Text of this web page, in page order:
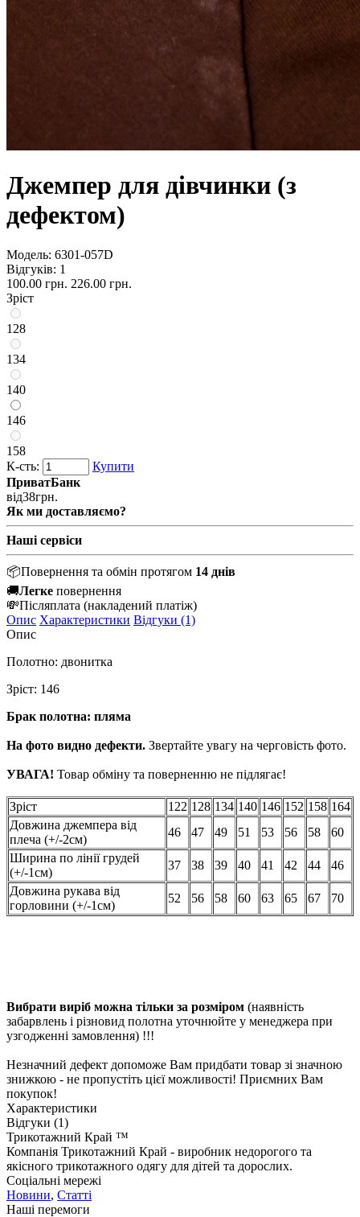
Джемпер для дівчинки (з
дефектом)
Модель: 6301-057D
Відгуків: 1
100.00 грн. 226.00 грн.
Зріст
128
134
140
146
158
К-сть:
Купити
ПриватБанк
від38грн.
Як ми доставляємо?
Наші сервіси
📦Повернення та обмін протягом 14 днів
🚚Легке повернення
💸Післяплата (накладений платіж)
Опис Характеристики Відгуки (1)
Опис
Полотно: двонитка
Зріст: 146
Брак полотна: пляма
На фото видно дефекти. Звертайте увагу на черговість фото.
УВАГА! Товар обміну та поверненню не підлягає!
Зріст 122 128 134 140 146 152 158 164
Довжина джемпера від
плеча (+/-2см)
46 47 49 51 53 56 58
60
Ширина по лінії грудей
(+/-1см)
37 38 39 40 41 42 44
46
Довжина рукава від
горловини (+/-1см)
52 56 58 60 63 65 67 70
Вибрати виріб можна тільки за розміром (наявність
забарвлень і різновид полотна уточнюйте у менеджера при
узгодженні замовлення) !!!
Незначний дефект допоможе Вам придбати товар зі значною
знижкою - не пропустіть цієї можливості! Приємних Вам
покупок!
Характеристики
Відгуки (1)
Трикотажний Край ™
Компанія Трикотажний Край - виробник недорогого та
якісного трикотажного одягу для дітей та дорослих.
Соціальні мережі
Новини, Статті
Наші перемоги